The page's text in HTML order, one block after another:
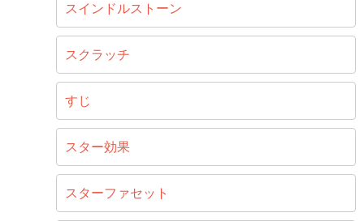
スインドルストーン
スクラッチ
すじ
スター効果
スターファセット